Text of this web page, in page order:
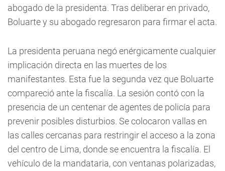
abogado de la presidenta. Tras deliberar en privado,
Boluarte y su abogado regresaron para firmar el acta.
La presidenta peruana negó enérgicamente cualquier
implicación directa en las muertes de los
manifestantes. Esta fue la segunda vez que Boluarte
compareció ante la fiscalía. La sesión contó con la
presencia de un centenar de agentes de policía para
prevenir posibles disturbios. Se colocaron vallas en
las calles cercanas para restringir el acceso a la zona
del centro de Lima, donde se encuentra la fiscalía. El
vehículo de la mandataria, con ventanas polarizadas,